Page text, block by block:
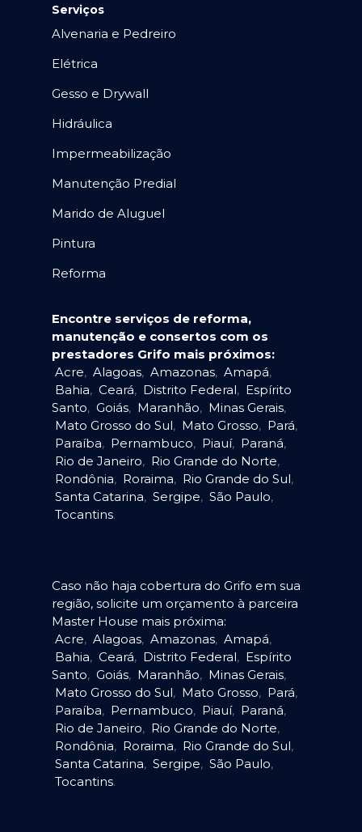
Serviços
Alvenaria e Pedreiro
Elétrica
Gesso e Drywall
Hidráulica
Impermeabilização
Manutenção Predial
Marido de Aluguel
Pintura
Reforma
Encontre serviços de reforma,
manutenção e consertos com os
prestadores Grifo mais próximos:
Acre, Alagoas, Amazonas, Amapá,
Bahia, Ceará, Distrito Federal, Espírito
Santo, Goiás, Maranhão, Minas Gerais,
Mato Grosso do Sul, Mato Grosso, Pará,
Paraíba, Pernambuco, Piauí, Paraná,
Rio de Janeiro, Rio Grande do Norte,
Rondônia, Roraima, Rio Grande do Sul,
Santa Catarina, Sergipe, São Paulo,
Tocantins.
Caso não haja cobertura do Grifo em sua
região, solicite um orçamento à parceira
Master House mais próxima:
Acre, Alagoas, Amazonas, Amapá,
Bahia, Ceará, Distrito Federal, Espírito
Santo, Goiás, Maranhão, Minas Gerais,
Mato Grosso do Sul, Mato Grosso, Pará,
Paraíba, Pernambuco, Piauí, Paraná,
Rio de Janeiro, Rio Grande do Norte,
Rondônia, Roraima, Rio Grande do Sul,
Santa Catarina, Sergipe, São Paulo,
Tocantins.